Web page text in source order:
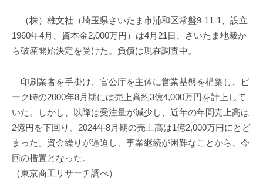
（株）雄文社（埼玉県さいたま市浦和区常盤9-11-1、設立
1960年4月、資本金2,000万円）は4月21日、さいたま地裁か
ら破産開始決定を受けた。負債は現在調査中。
印刷業者を手掛け、官公庁を主体に営業基盤を構築し、ピ
ーク時の2000年8月期には売上高約3億4,000万円を計上して
いた。しかし、以降は受注量が減少し、近年の年間売上高は
2億円を下回り、2024年8月期の売上高は1億2,000万円にとど
まった。資金繰りが逼迫し、事業継続が困難なことから、今
回の措置となった。
（東京商工リサーチ調べ）